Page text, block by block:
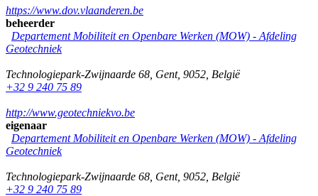
https://www.dov.vlaanderen.be
beheerder
Departement Mobiliteit en Openbare Werken (MOW) - Afdeling
Geotechniek
Technologiepark-Zwijnaarde 68 Gent, 9052 België
+32 9 240 75 89
http://www.geotechniekvo.be
eigenaar
Departement Mobiliteit en Openbare Werken (MOW) - Afdeling
Geotechniek
Technologiepark-Zwijnaarde 68 Gent, 9052 België
+32 9 240 75 89